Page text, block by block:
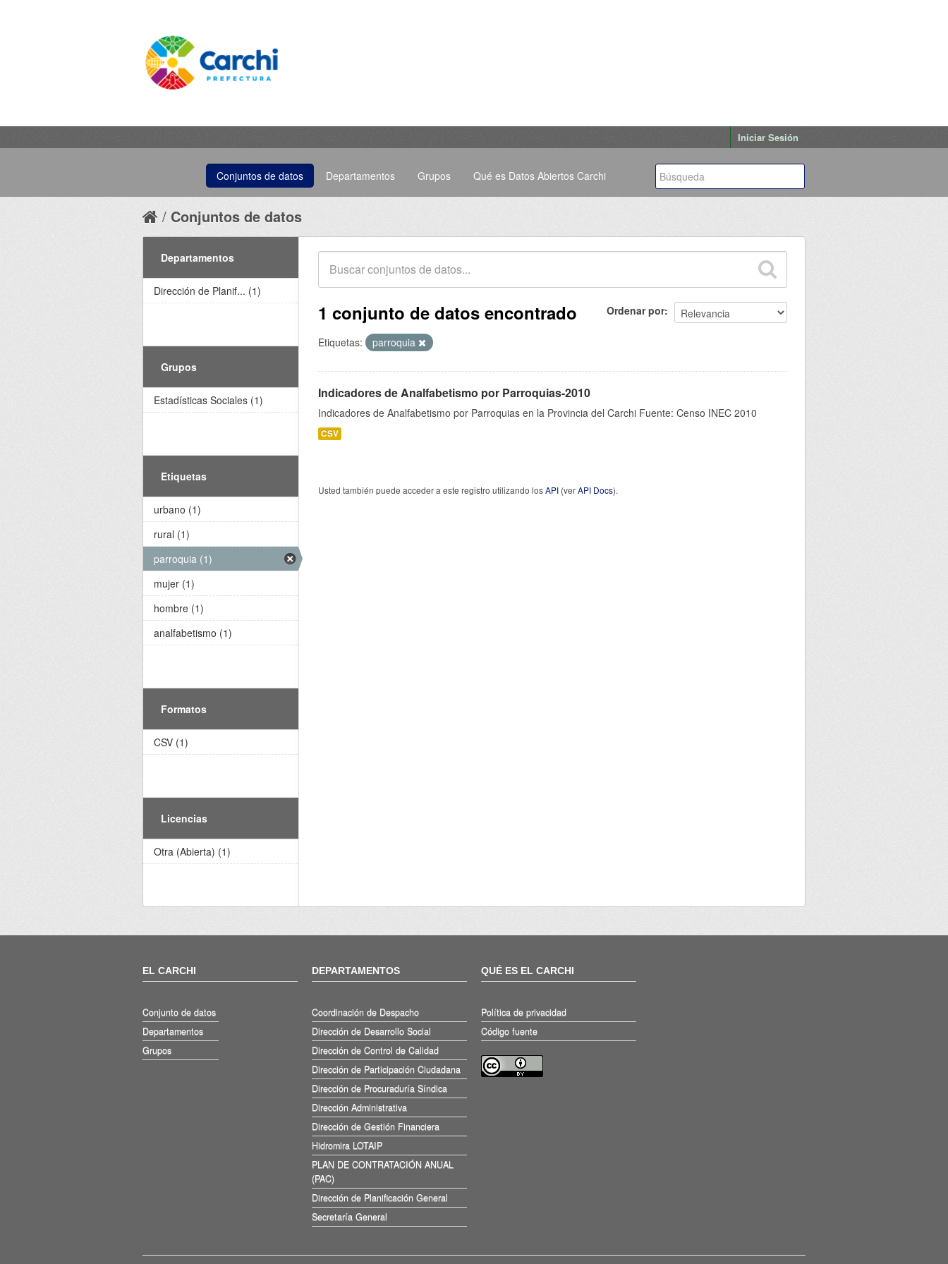
Iniciar Sesión
Conjuntos de datos Departamentos Grupos Qué es Datos Abiertos Carchi
Conjuntos de datos
Ordenar por
1 conjunto de datos encontrado
Etiquetas: parroquia
Indicadores de Analfabetismo por Parroquias-2010
Indicadores de Analfabetismo por Parroquias en la Provincia del Carchi Fuente: Censo INEC 2010
CSV
Usted también puede acceder a este registro utilizando losAPI (verAPI Docs).
Departamentos
Dirección de Planif... (1)
Grupos
Estadísticas Sociales (1)
Etiquetas
urbano (1)
rural (1)
parroquia (1)
mujer (1)
hombre (1)
analfabetismo (1)
Formatos
CSV (1)
Licencias
Otra (Abierta) (1)
EL CARCHI
Conjunto de datos
Departamentos
Grupos
DEPARTAMENTOS
Coordinación de Despacho
Dirección de Desarrollo Social
Dirección de Control de Calidad
Dirección de Participación Ciudadana
Dirección de Procuraduría Síndica
Dirección Administrativa
Dirección de Gestión Financiera
Hidromira LOTAIP
PLAN DE CONTRATACIÓN ANUAL
(PAC)
Dirección de Planificación General
Secretaría General
QUÉ ES EL CARCHI
Política de privacidad
Código fuente